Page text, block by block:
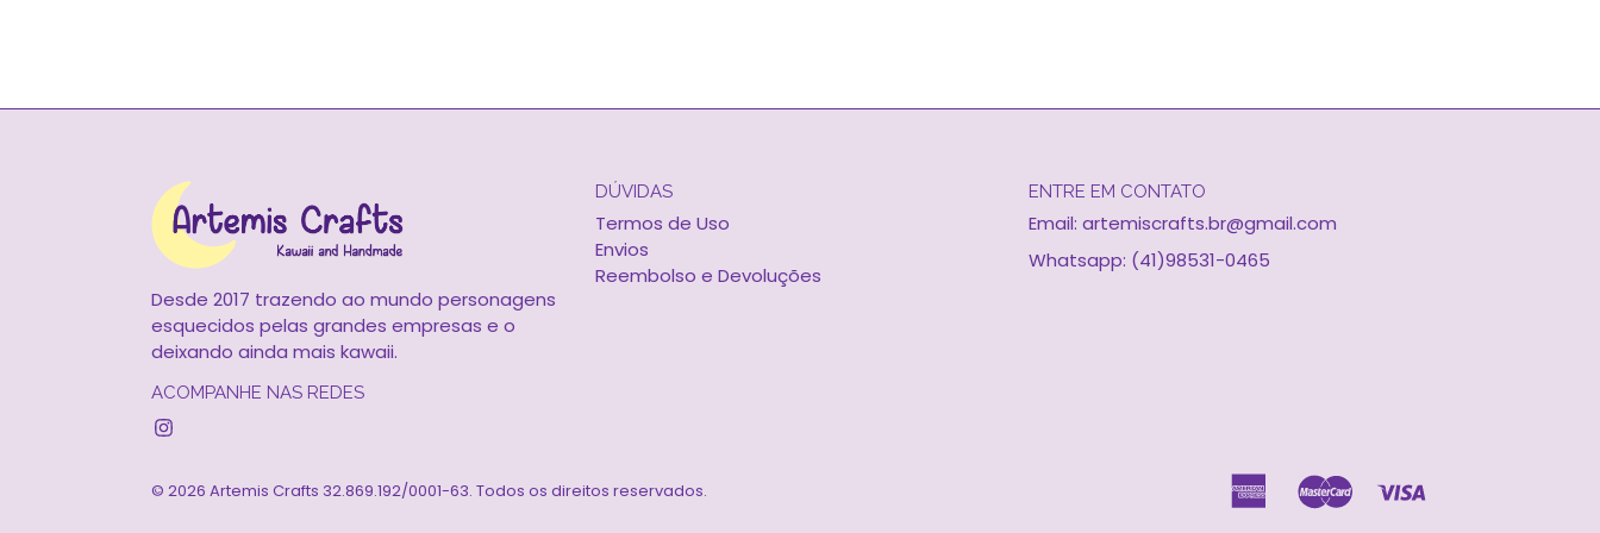
Desde 2017 trazendo ao mundo personagens
esquecidos pelas grandes empresas e o
deixando ainda mais kawaii.
ACOMPANHE NAS REDES
Instagram
DÚVIDAS
Termos de Uso
Envios
Reembolso e Devoluções
ENTRE EM CONTATO
Email: artemiscrafts.br@gmail.com
Whatsapp: (41)98531-0465
© 2026 Artemis Crafts 32.869.192/0001-63. Todos os direitos reservados.